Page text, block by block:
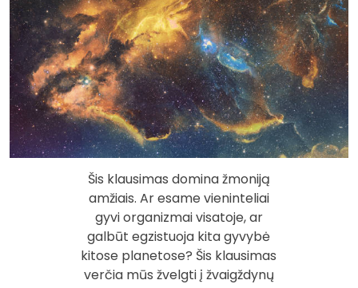
Šis klausimas domina žmoniją
amžiais. Ar esame vieninteliai
gyvi organizmai visatoje, ar
galbūt egzistuoja kita gyvybė
kitose planetose? Šis klausimas
verčia mūs žvelgti į žvaigždynų